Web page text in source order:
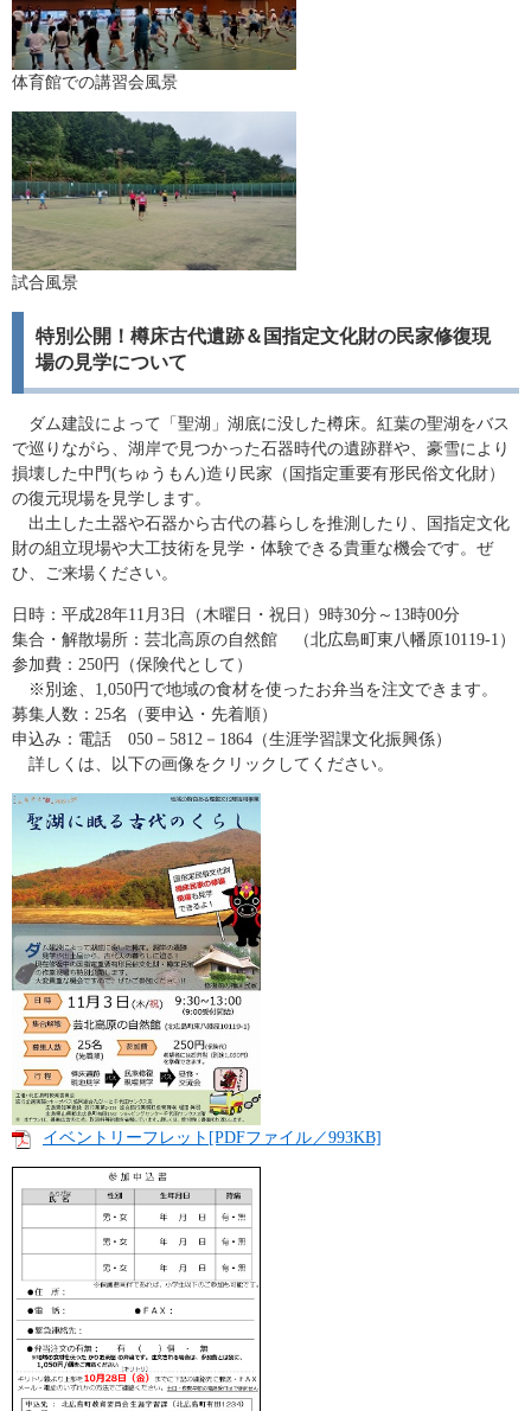
体育館での講習会風景
試合風景
特別公開！樽床古代遺跡＆国指定文化財の民家修復現
場の見学について
ダム建設によって「聖湖」湖底に没した樽床。紅葉の聖湖をバス
で巡りながら、湖岸で見つかった石器時代の遺跡群や、豪雪により
損壊した中門(ちゅうもん)造り民家（国指定重要有形民俗文化財）
の復元現場を見学します。
出土した土器や石器から古代の暮らしを推測したり、国指定文化
財の組立現場や大工技術を見学・体験できる貴重な機会です。ぜ
ひ、ご来場ください。
日時：平成28年11月3日（木曜日・祝日）9時30分～13時00分
集合・解散場所：芸北高原の自然館 （北広島町東八幡原10119-1）
参加費：250円（保険代として）
※別途、1,050円で地域の食材を使ったお弁当を注文できます。
募集人数：25名（要申込・先着順）
申込み：電話 050－5812－1864（生涯学習課文化振興係）
詳しくは、以下の画像をクリックしてください。
イベントリーフレット​[PDFファイル／993KB]